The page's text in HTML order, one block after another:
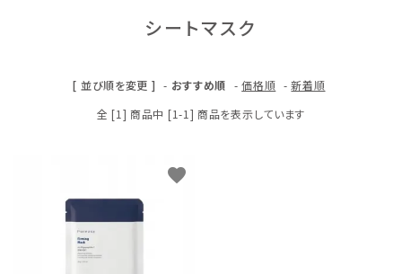
Account Menu
ようこそ ゲスト 様
シートマスク
[ 並び順を変更 ] - おすすめ順 -価格順 -新着順
全 [1] 商品中 [1-1] 商品を表示しています
favorite